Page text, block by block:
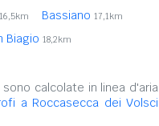
16,5km Bassiano 17,1km
Biagio 18,2km
calcolate in linea d'aria
a Roccasecca dei Volsci